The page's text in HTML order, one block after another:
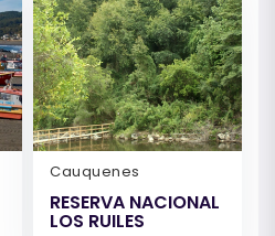
Cauquenes
RESERVA NACIONAL
LOS RUILES